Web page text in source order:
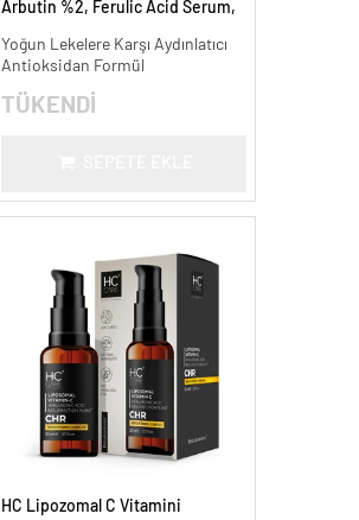
Arbutin %2, Ferulic Acid Serum,
ml.
Yoğun Lekelere Karşı Aydınlatıcı
Antioksidan Formül
TÜKENDİ
HC Lipozomal C Vitamini